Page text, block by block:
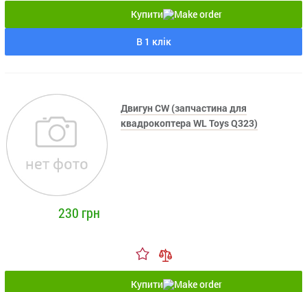
Купити
В 1 клік
Двигун CW (запчастина для
квадрокоптера WL Toys Q323)
230 грн
Купити